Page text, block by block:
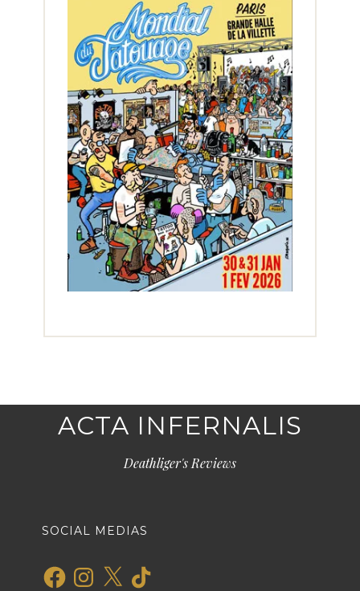
ACTA INFERNALIS
Deathliger's Reviews
SOCIAL MEDIAS
FacebookInstagram
X TikTok